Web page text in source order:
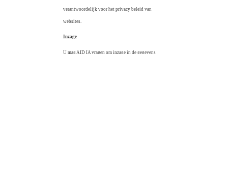
verantwoordelijk voor het privacy beleid van
websites.
Inzage
U mag AID IA vragen om inzage in de gegevens